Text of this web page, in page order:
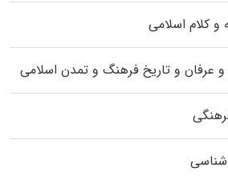
کلام اسلامی
و عرفان و تاریخ فرهنگ و تمدن اسلامی
شناسی